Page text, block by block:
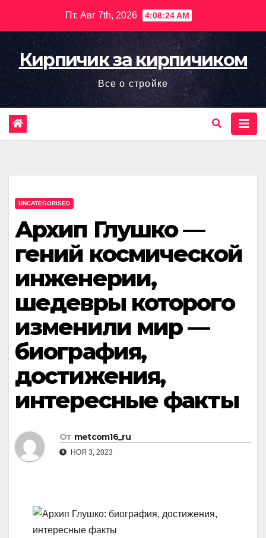
содержимому
Пт. Авг 7th, 2026 4:08:25 AM
Кирпичик за кирпичиком
Все о стройке
UNCATEGORISED
Архип Глушко —
гений космической
инженерии,
шедевры которого
изменили мир —
биография,
достижения,
интересные факты
От metcom16_ru
НОЯ 3, 2023